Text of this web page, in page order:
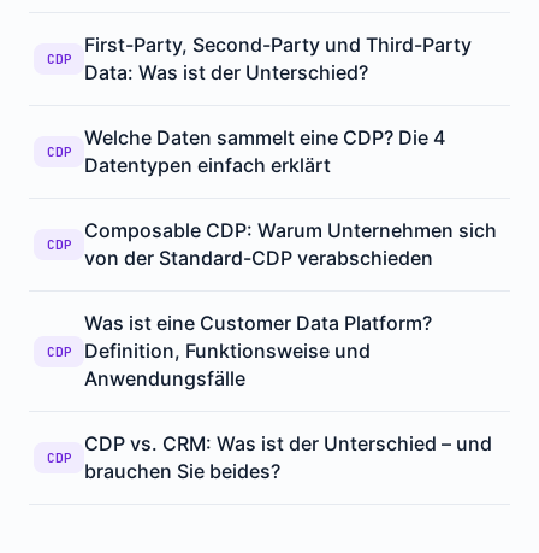
CDP
First-Party, Second-Party und Third-Party
Data: Was ist der Unterschied?
CDP
Welche Daten sammelt eine CDP? Die 4
Datentypen einfach erklärt
CDP
Composable CDP: Warum Unternehmen sich
von der Standard-CDP verabschieden
CDP
Was ist eine Customer Data Platform?
Definition, Funktionsweise und
Anwendungsfälle
CDP
CDP vs. CRM: Was ist der Unterschied – und
brauchen Sie beides?